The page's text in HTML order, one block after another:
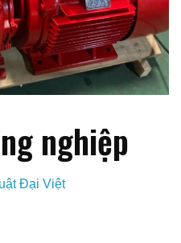
nghiệp
Đại Việt